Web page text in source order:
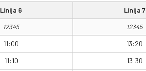
Linija 6 Linija 7
12345 12345
11:00 13:20
11:10 13:30